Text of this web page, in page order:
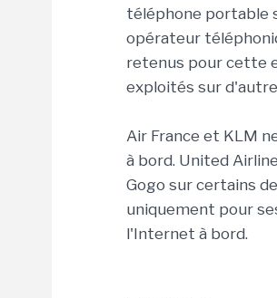
téléphone portable
opérateur
retenus pour cette
exploités sur
Air France et KLM
à bord. United
Gogo sur certains
uniquement pour
l'Internet à bord.